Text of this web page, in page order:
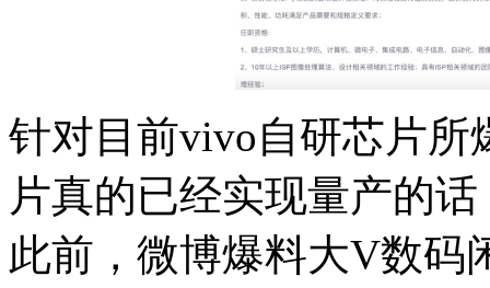
针对目前vivo自研芯片所
片真的已经实现量产的
此前，微博爆料大V数码